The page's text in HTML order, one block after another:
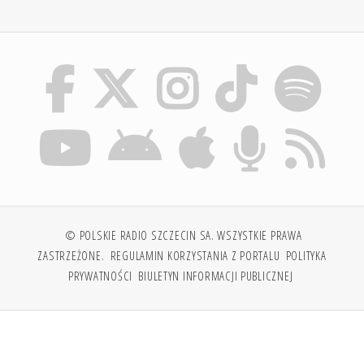
© POLSKIE RADIO SZCZECIN SA. WSZYSTKIE PRAWA
ZASTRZEŻONE. REGULAMIN KORZYSTANIA Z PORTALU POLITYKA
PRYWATNOŚCI BIULETYN INFORMACJI PUBLICZNEJ